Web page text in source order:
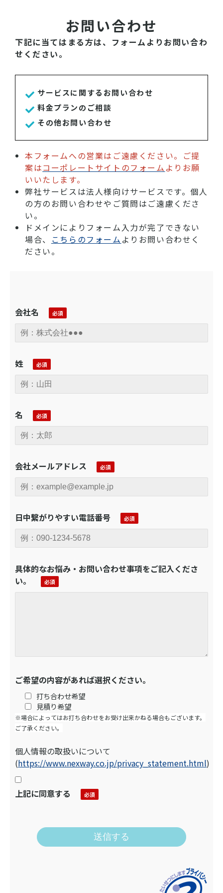
お問い合わせ
下記に当てはまる方は、フォームよりお問い合わ
せください。
サービスに関するお問い合わせ
料金プランのご相談
その他お問い合わせ
本フォームへの営業はご遠慮ください。ご提
案はコーポレートサイトのフォーム よりお願
いいたします。
弊社サービスは法人様向けサービスです。個人
の方のお問い合わせやご質問はご遠慮くださ
い。
ドメインによりフォーム入力が完了できない
場合、 こちらのフォーム よりお問い合わせく
ださい。
会社名
姓
名
会社メールアドレス
日中繋がりやすい電話番号
具体的なお悩み・お問い合わせ事項をご記入くださ
い。
ご希望の内容があれば選択ください。
打ち合わせ希望
見積り希望
※場合によってはお打ち合わせをお受け出来かねる場合もございます。
ご了承ください。
個人情報の取扱いについて
(https://www.nexway.co.jp/privacy_statement.html)
上記に同意する